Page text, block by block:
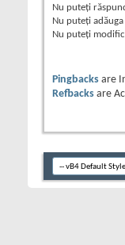
Nu puteţi
Nu puteţi
Nu puteţi
Pingbacks are
Refbacks are